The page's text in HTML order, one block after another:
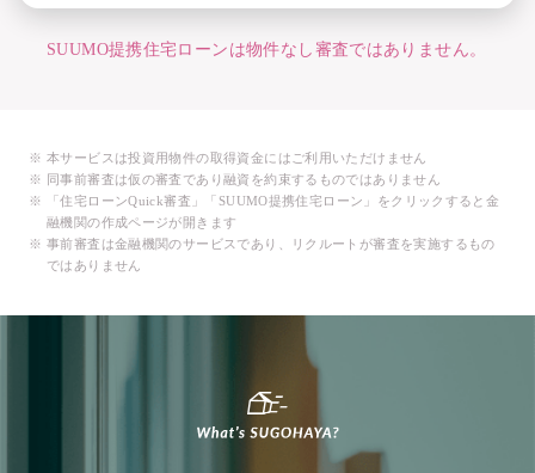
SUUMO提携住宅ローンは物件なし審査ではありません。
本サービスは投資用物件の取得資金にはご利用いただけません
同事前審査は仮の審査であり融資を約束するものではありません
「住宅ローンQuick審査」「SUUMO提携住宅ローン」をクリックすると金
融機関の作成ページが開きます
事前審査は金融機関のサービスであり、リクルートが審査を実施するもの
ではありません